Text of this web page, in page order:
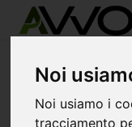
Noi
Noi usiamo i
tracciamento
avvo-it>Milano >